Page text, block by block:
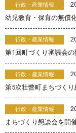
行政・産業情報
幼児教育・保育の無償
行政・産業情報
第1回町づくり審議会
行政・産業情報
第5次壮瞥町まちづく
行政・産業情報
まちづくり懇談会を開